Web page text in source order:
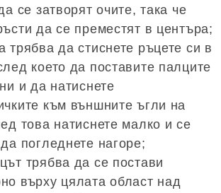
се затворят очите, така че
да се преместят в центъра;
трябва да стиснете ръцете си в
което да поставите палците
и да натиснете
към външните ъгли на
това натиснете малко и се
погледнете нагоре;
трябва да се постави
върху цялата област над